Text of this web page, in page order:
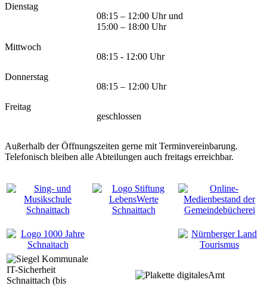
Dienstag
08:15 – 12:00 Uhr und
15:00 – 18:00 Uhr
Mittwoch
08:15 - 12:00 Uhr
Donnerstag
08:15 – 12:00 Uhr
Freitag
geschlossen
Außerhalb der Öffnungszeiten gerne mit Terminvereinbarung.
Telefonisch bleiben alle Abteilungen auch freitags erreichbar.